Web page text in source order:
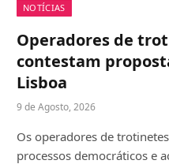
NOTÍCIAS
Operadores de
contestam
Lisboa
9 de Agosto, 2026
Os operadores de
processos democráticos e